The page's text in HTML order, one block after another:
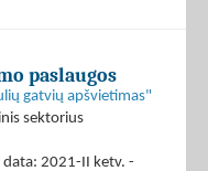
paslaugos
gatvių apšvietimas"
sektorius
2021-II ketv. -